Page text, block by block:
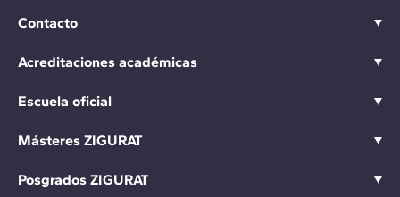
Contacto
Acreditaciones académicas
Escuela oficial
Másteres ZIGURAT
Posgrados ZIGURAT